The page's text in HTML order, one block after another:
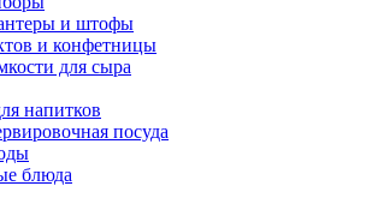
и штофы
и конфетницы
для сыра
напитков
посуда
блюда